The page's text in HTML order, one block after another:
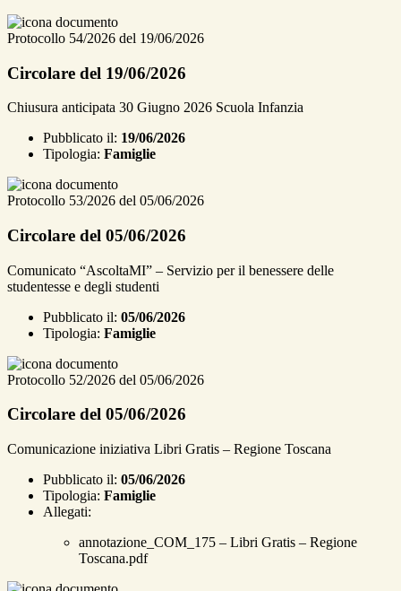
Protocollo 54/2026 del 19/06/2026
Circolare del 19/06/2026
Chiusura anticipata 30 Giugno 2026 Scuola Infanzia
Pubblicato il: 19/06/2026
Tipologia: Famiglie
Protocollo 53/2026 del 05/06/2026
Circolare del 05/06/2026
Comunicato “AscoltaMI” – Servizio per il benessere delle
studentesse e degli studenti
Pubblicato il: 05/06/2026
Tipologia: Famiglie
Protocollo 52/2026 del 05/06/2026
Circolare del 05/06/2026
Comunicazione iniziativa Libri Gratis – Regione Toscana
Pubblicato il: 05/06/2026
Tipologia: Famiglie
Allegati:
annotazione_COM_175 – Libri Gratis – Regione
Toscana.pdf